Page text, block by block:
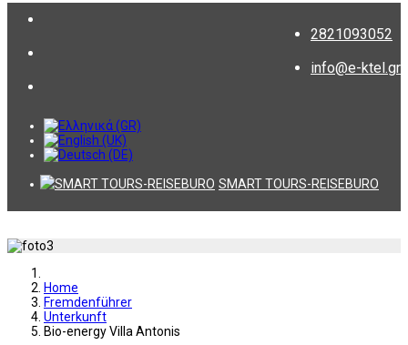
2821093052
info@e-ktel.gr
SMART TOURS-REISEBURO
Home
Fremdenführer
Unterkunft
Bio-energy Villa Antonis